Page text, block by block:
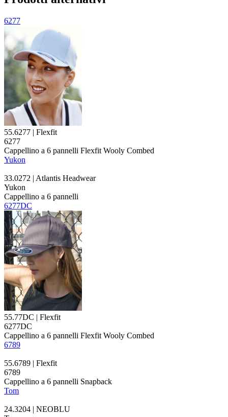
6277
55.6277 | Flexfit
6277
Cappellino a 6 pannelli Flexfit Wooly Combed
Yukon
33.0272 | Atlantis Headwear
Yukon
Cappellino a 6 pannelli
6277DC
55.77DC | Flexfit
6277DC
Cappellino a 6 pannelli Flexfit Wooly Combed
6789
55.6789 | Flexfit
6789
Cappellino a 6 pannelli Snapback
Tom
24.3204 | NEOBLU